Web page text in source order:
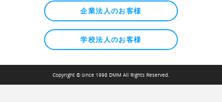
企業法人のお客様
学校法人のお客様
Copyright © since 1998 DMM All Rights Reserved.